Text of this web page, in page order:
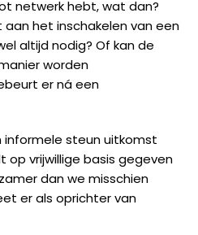
netwerk hebt, wat dan?
het inschakelen van een
altijd nodig? Of kan de
worden
er ná een
informele steun uitkomst
op vrijwillige basis gegeven
dan we misschien
er als oprichter van